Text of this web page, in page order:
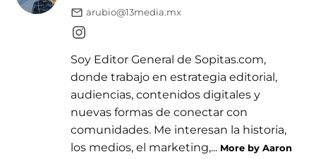
arubio@13media.mx
Soy Editor General de Sopitas.com,
donde trabajo en estrategia editorial,
audiencias, contenidos digitales y
nuevas formas de conectar con
comunidades. Me interesan la historia,
los medios, el marketing,... More by Aaron